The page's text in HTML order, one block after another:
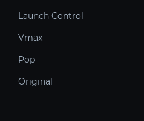
Launch Control
Vmax
Pop
Original